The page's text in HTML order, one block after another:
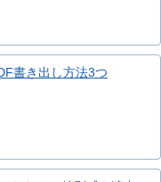
書き出し方法3つ